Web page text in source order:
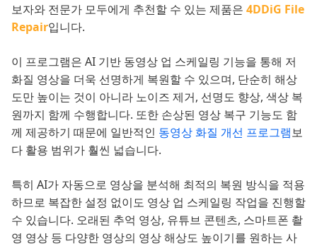
보자와 전문가 모두에게 추천할 수 있는 제품은 4DDiG File
Repair입니다.
이 프로그램은 AI 기반 동영상 업 스케일링 기능을 통해 저
화질 영상을 더욱 선명하게 복원할 수 있으며, 단순히 해상
도만 높이는 것이 아니라 노이즈 제거, 선명도 향상, 색상 복
원까지 함께 수행합니다. 또한 손상된 영상 복구 기능도 함
께 제공하기 때문에 일반적인 동영상 화질 개선 프로그램보
다 활용 범위가 훨씬 넓습니다.
특히 AI가 자동으로 영상을 분석해 최적의 복원 방식을 적용
하므로 복잡한 설정 없이도 영상 업 스케일링 작업을 진행할
수 있습니다. 오래된 추억 영상, 유튜브 콘텐츠, 스마트폰 촬
영 영상 등 다양한 영상의 영상 해상도 높이기를 원하는 사